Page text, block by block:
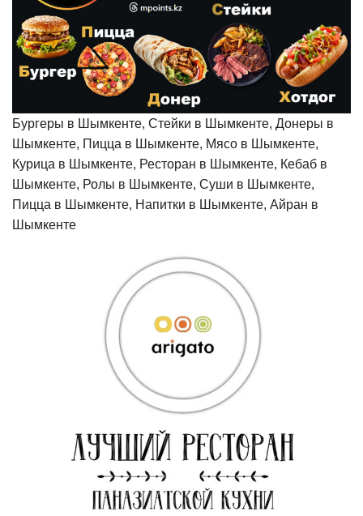
Бургеры в Шымкенте, Стейки в Шымкенте, Донеры в
Шымкенте, Пицца в Шымкенте, Мясо в Шымкенте,
Курица в Шымкенте, Ресторан в Шымкенте, Кебаб в
Шымкенте, Ролы в Шымкенте, Суши в Шымкенте,
Пицца в Шымкенте, Напитки в Шымкенте, Айран в
Шымкенте